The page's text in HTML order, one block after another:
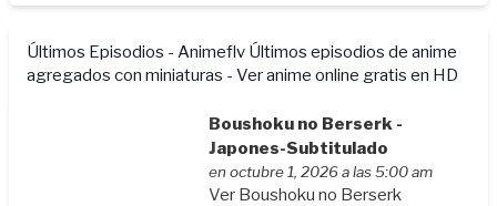
Últimos Episodios - Animeflv Últimos episodios de anime
agregados con miniaturas - Ver anime online gratis en HD
Boushoku no Berserk -
Japones-Subtitulado
en octubre 1, 2026 a las 5:00 am
Ver Boushoku no Berserk